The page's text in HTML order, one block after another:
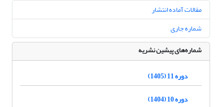
مقالات آماده انتشار
شماره جاری
شماره‌های پیشین نشریه
دوره 11 (1405)
دوره 10 (1404)